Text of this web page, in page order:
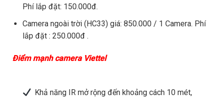
Phí lắp đặt: 150.000đ.
Camera ngoài trời (HC33) giá: 850.000 / 1 Camera. Phí
lắp đặt : 250.000đ .
Điểm mạnh camera Viettel
Khả năng IR mở rộng đến khoảng cách 10 mét,